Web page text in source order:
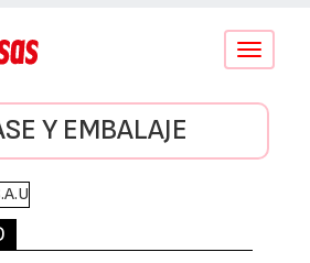
Conmutar
Y EMBALAJE